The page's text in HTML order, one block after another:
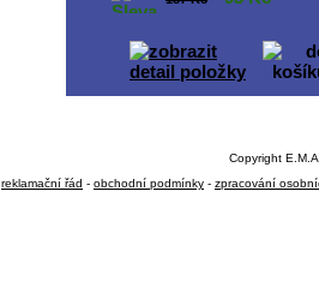
Copyright
reklamační řád - obchodní podmínky - zpracování